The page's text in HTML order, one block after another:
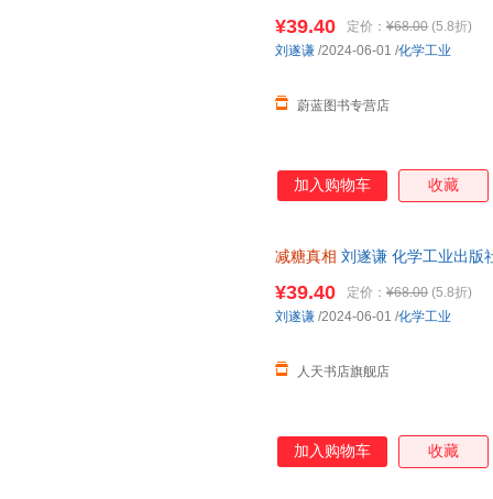
¥39.40 定价： ¥68.00 (5.8折)
蔚蓝图书专营店
刘遂谦 /2024-06-01 /化学工业
加入购物车 收藏
减糖真相 刘遂谦 化学工业出版
¥39.40 定价： ¥68.00 (5.8折)
人天书店旗舰店
刘遂谦 /2024-06-01 /化学工业
加入购物车 收藏